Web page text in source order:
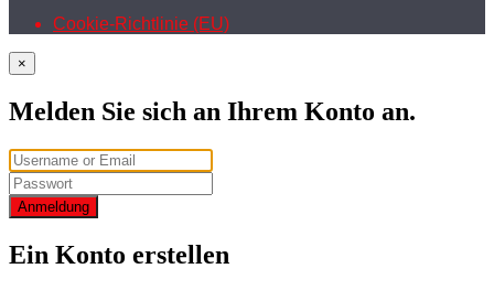
Cookie-Richtlinie (EU)
×
Melden Sie sich an Ihrem Konto an.
Anmeldung
Ein Konto erstellen